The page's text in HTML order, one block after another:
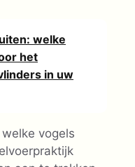
welke
het
in uw
vogels